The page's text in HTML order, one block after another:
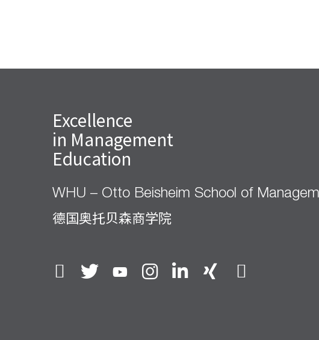
Excellence
in Management
Education
WHU – Otto Beisheim School of
德国奥托贝森商学院